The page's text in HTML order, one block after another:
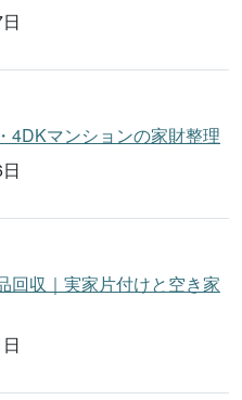
4DKマンションの家財整理
回収｜実家片付けと空き家